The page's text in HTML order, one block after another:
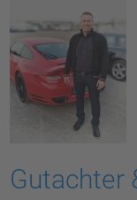
Gutachter